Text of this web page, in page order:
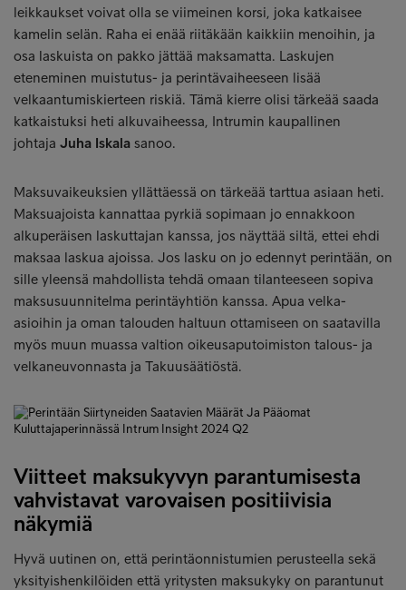
leikkaukset voivat olla se viimeinen korsi, joka katkaisee
kamelin selän. Raha ei enää riitäkään kaikkiin menoihin, ja
osa laskuista on pakko jättää maksamatta. Laskujen
eteneminen muistutus- ja perintävaiheeseen lisää
velkaantumiskierteen riskiä. Tämä kierre olisi tärkeää saada
katkaistuksi heti alkuvaiheessa, Intrumin kaupallinen
johtaja Juha Iskala sanoo.
Maksuvaikeuksien yllättäessä on tärkeää tarttua asiaan heti.
Maksuajoista kannattaa pyrkiä sopimaan jo ennakkoon
alkuperäisen laskuttajan kanssa, jos näyttää siltä, ettei ehdi
maksaa laskua ajoissa. Jos lasku on jo edennyt perintään, on
sille yleensä mahdollista tehdä omaan tilanteeseen sopiva
maksusuunnitelma perintäyhtiön kanssa. Apua velka-
asioihin ja oman talouden haltuun ottamiseen on saatavilla
myös muun muassa valtion oikeusaputoimiston talous- ja
velkaneuvonnasta ja Takuusäätiöstä.
Viitteet maksukyvyn parantumisesta
vahvistavat varovaisen positiivisia
näkymiä
Hyvä uutinen on, että perintäonnistumien perusteella sekä
yksityishenkilöiden että yritysten maksukyky on parantunut